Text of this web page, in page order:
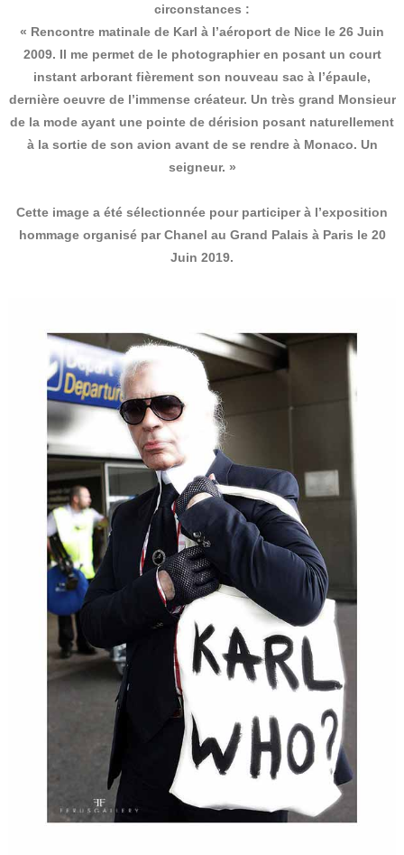
circonstances :
« Rencontre matinale de Karl à l’aéroport de Nice le 26 Juin
2009. Il me permet de le photographier en posant un court
instant arborant fièrement son nouveau sac à l’épaule,
dernière oeuvre de l’immense créateur. Un très grand Monsieur
de la mode ayant une pointe de dérision posant naturellement
à la sortie de son avion avant de se rendre à Monaco. Un
seigneur. »
Cette image a été sélectionnée pour participer à l’exposition
hommage organisé par Chanel au Grand Palais à Paris le 20
Juin 2019.